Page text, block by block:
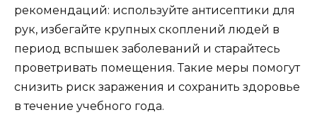
рекомендаций: используйте антисептики для
рук, избегайте крупных скоплений людей в
период вспышек заболеваний и старайтесь
проветривать помещения. Такие меры помогут
снизить риск заражения и сохранить здоровье
в течение учебного года.